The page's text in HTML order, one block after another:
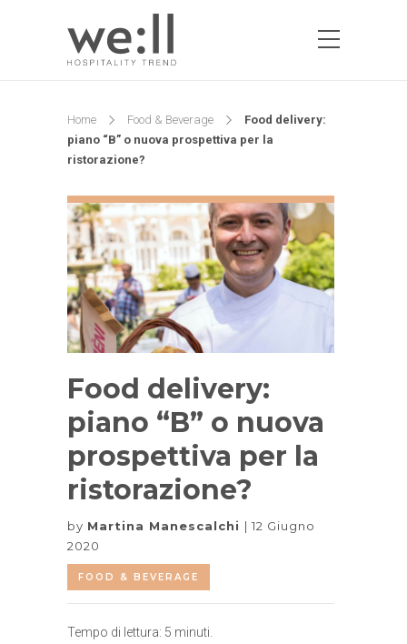
Home Food & Beverage
Food delivery:
piano “B” o nuova prospettiva per la
ristorazione?
Food delivery:
piano “B” o nuova
prospettiva per la
ristorazione?
by Martina Manescalchi
12 Giugno
2020
FOOD & BEVERAGE
Tempo di lettura: 5 minuti.